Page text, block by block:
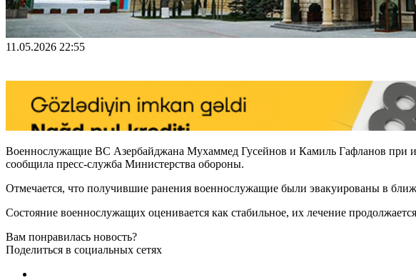
11.05.2026 22:55
Военнослужащие ВС Азербайджана Мухаммед Гусейнов и Камиль Гафланов при
сообщила пресс-служба Министерства обороны.
Отмечается, что получившие ранения военнослужащие были эвакуированы в
Состояние военнослужащих оценивается как стабильное, их лечение
Вам понравилась новость?
Поделиться в социальных сетях